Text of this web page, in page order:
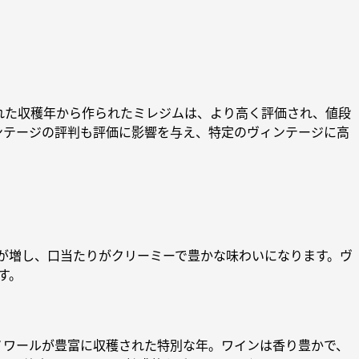
収穫年から作られたミレジムは、より高く評価され、値段
ージの評判も評価に影響を与え、特定のヴィンテージに高
し、口当たりがクリーミーで豊かな味わいになります。ヴ
ールが豊富に収穫された特別な年。ワインは香り豊かで、